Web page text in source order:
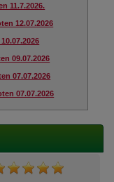
11.7.2026.
12.07.2026
09.07.2026
07.07.2026
07.07.2026